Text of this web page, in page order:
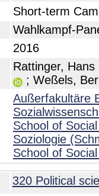
Short-term
Wahlkampf-
2016
Rattinger, Hans
; Weßels,
Außerfakultäre
School of
Soziologie
School of
320 Political